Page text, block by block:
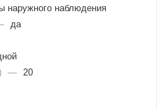
наружного наблюдения
да
— 20